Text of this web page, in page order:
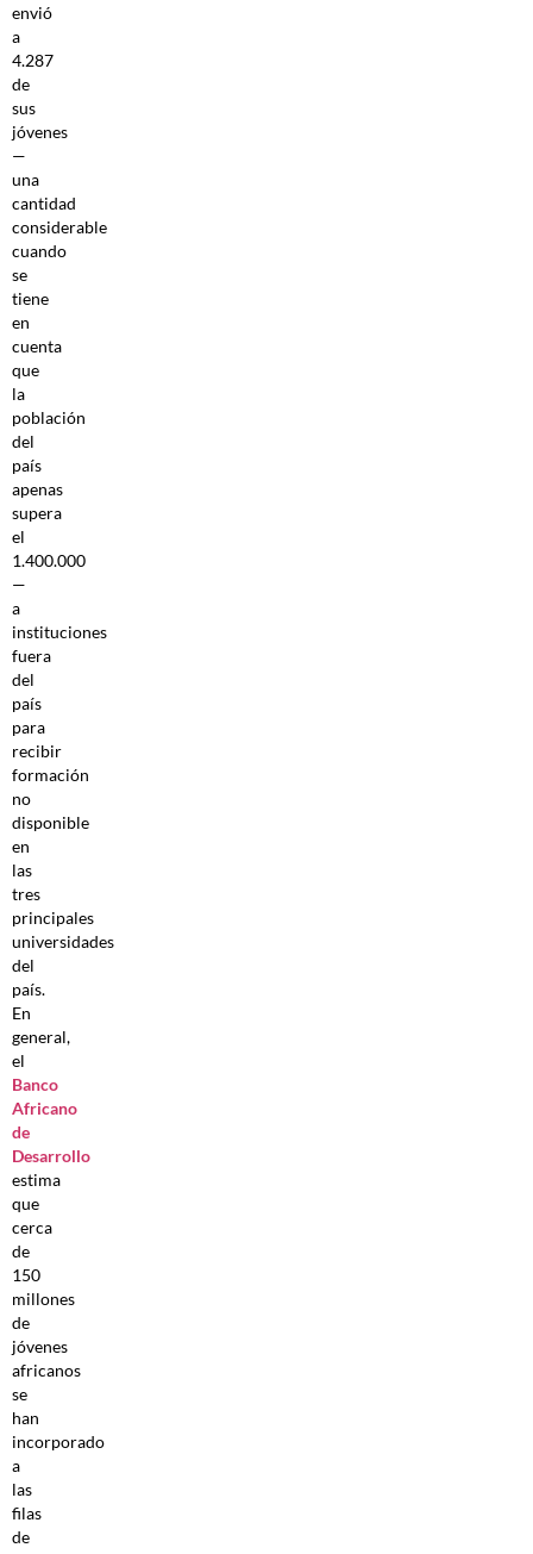
envió
a
4.287
de
sus
jóvenes
—
una
cantidad
considerable
cuando
se
tiene
en
cuenta
que
la
población
del
país
apenas
supera
el
1.400.000
—
a
instituciones
fuera
del
país
para
recibir
formación
no
disponible
en
las
tres
principales
universidades
del
país.
En
general,
el
Banco
Africano
de
Desarrollo
estima
que
cerca
de
150
millones
de
jóvenes
africanos
se
han
incorporado
a
las
filas
de